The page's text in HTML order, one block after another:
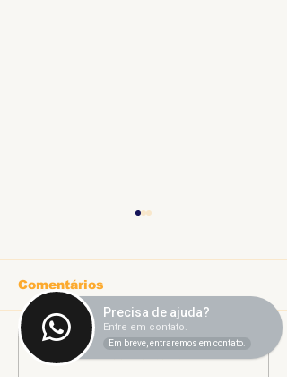
Ligeirinho 541 | Julho
Comentários
Escreva um comentário
Precisa de ajuda?
Entre em contato.
Em breve, entraremos em contato.